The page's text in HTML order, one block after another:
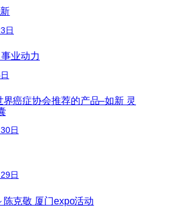
日
业动力
界癌症协会推荐的产品–如新 灵
日
日
陈克敬 厦门expo活动